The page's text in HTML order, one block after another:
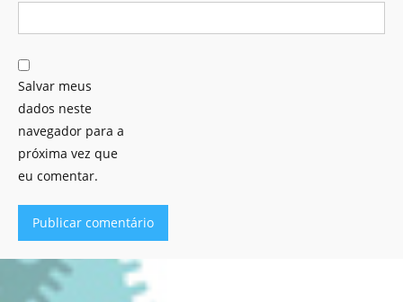
Salvar meus
dados neste
navegador para a
próxima vez que
eu comentar.